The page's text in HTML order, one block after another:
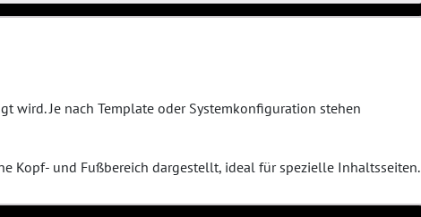
wird. Je nach Template oder Systemkonfiguration stehen
Kopf- und Fußbereich dargestellt, ideal für spezielle Inhaltsseiten.